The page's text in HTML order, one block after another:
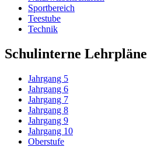
Sportbereich
Teestube
Technik
Schulinterne Lehrpläne
Jahrgang 5
Jahrgang 6
Jahrgang 7
Jahrgang 8
Jahrgang 9
Jahrgang 10
Oberstufe